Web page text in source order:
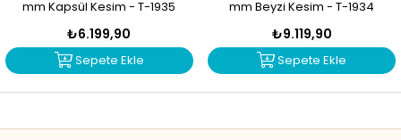
mm Kapsül Kesim - T-1935
₺6.199,90
Sepete Ekle
mm Beyzi Kesim - T-1934
₺9.119,90
Sepete Ekle